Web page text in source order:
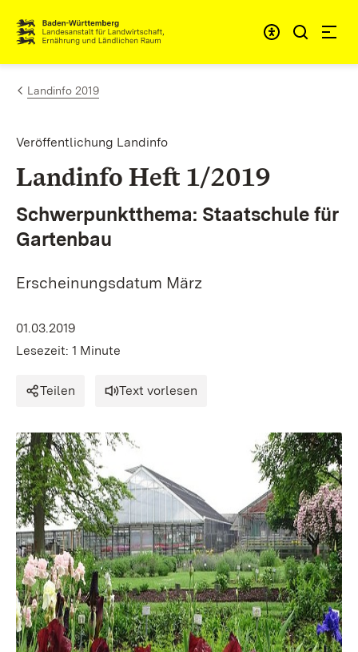
Zum Inhalt springen
Link zur Startseite
Landinfo 2019
Veröffentlichung Landinfo
Landinfo Heft 1/2019
Schwerpunktthema: Staatschule für
Gartenbau
Erscheinungsdatum März
01.03.2019
Lesezeit: 1 Minute
Teilen Text vorlesen